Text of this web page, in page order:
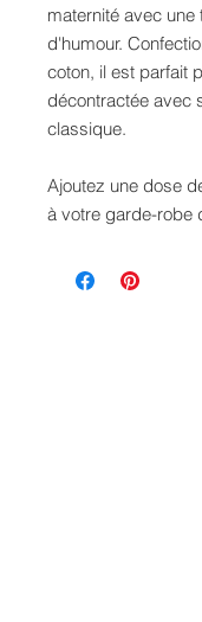
maternité avec une
d'humour.
coton, il est parfait
décontractée avec
classique.
Ajoutez une dose
à votre garde-robe